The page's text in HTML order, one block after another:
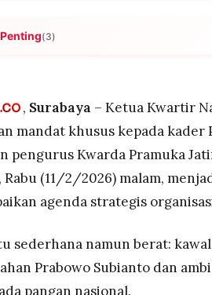
(3)
mendorong Pramuka menjadi garda
pertanian
Kwarda Pramuka Jatim Arum Sabil
terutama di bidang pangan dan
lintas sektor
, Surabaya – Ketua Kwartir
mandat khusus kepada kader
pengurus Kwarda Pramuka
Rabu (11/2/2026) malam,
agenda strategis
sederhana namun berat:
Prabowo Subianto dan
pangan nasional.